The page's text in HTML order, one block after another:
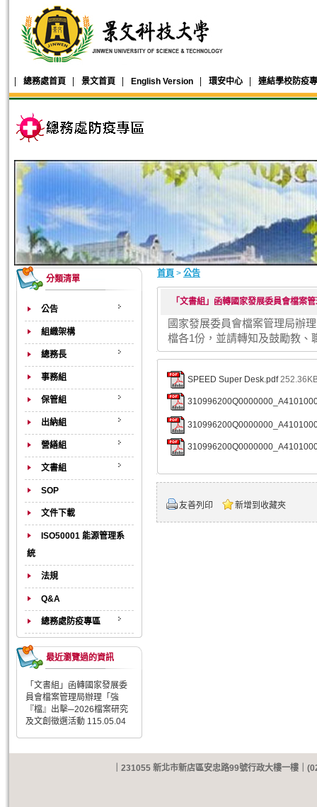
總務處首頁 景文首頁 English Version 環安中心 連結學校防疫
分類清單
公告
組織架構
總務長
事務組
保管組
出納組
營繕組
文書組
SOP
文件下載
ISO50001 能源管理系
統
法規
Q&A
總務處防疫專區
最近瀏覽過的資訊
「文書組」函轉國家發展委
員會檔案管理局辦理「強
『檔』出擊─2026檔案研究
及文創徵選活動 115.05.04
首頁 > 公告
「文書組」函轉國家發展委員會檔案
國家發展委員會檔案管理局辦
檔各1份，並請轉知及鼓勵教、
SPEED Super Desk.pdf
友善列印 新增到收藏夾
｜231055 新北市新店區安忠路99號行政大樓一樓